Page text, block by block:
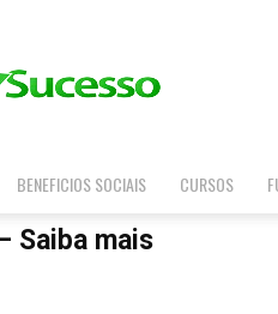
Vaga
BENEFICIOS SOCIAIS CURSOS
Saiba mais